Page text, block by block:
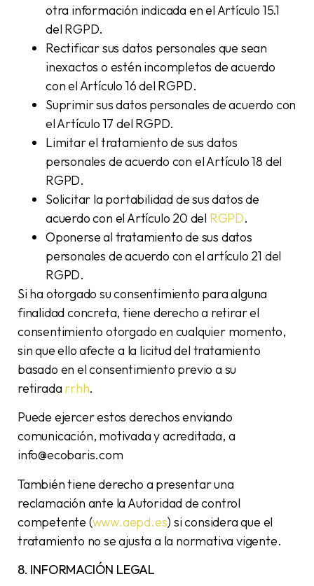
otra información indicada en el Artículo 15.1
del RGPD.
Rectificar sus datos personales que sean
inexactos o estén incompletos de acuerdo
con el Artículo 16 del RGPD.
Suprimir sus datos personales de acuerdo con
el Artículo 17 del RGPD.
Limitar el tratamiento de sus datos
personales de acuerdo con el Artículo 18 del
RGPD.
Solicitar la portabilidad de sus datos de
acuerdo con el Artículo 20 del RGPD.
Oponerse al tratamiento de sus datos
personales de acuerdo con el artículo 21 del
RGPD.
Si ha otorgado su consentimiento para alguna
finalidad concreta, tiene derecho a retirar el
consentimiento otorgado en cualquier momento,
sin que ello afecte a la licitud del tratamiento
basado en el consentimiento previo a su
retirada rrhh.
Puede ejercer estos derechos enviando
comunicación, motivada y acreditada, a
info@ecobaris.com
También tiene derecho a presentar una
reclamación ante la Autoridad de control
competente (www.aepd.es) si considera que el
tratamiento no se ajusta a la normativa vigente.
8. INFORMACIÓN LEGAL